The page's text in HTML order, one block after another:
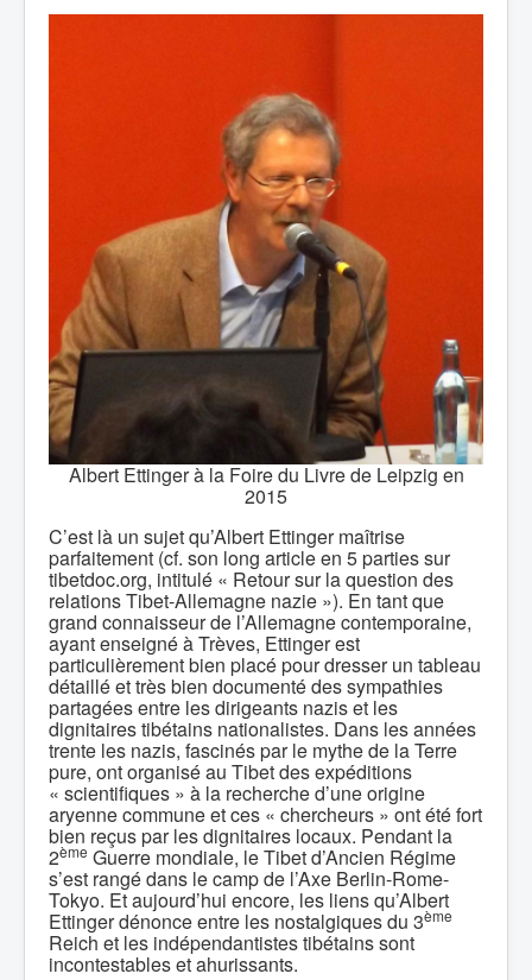
Albert Ettinger à la Foire du Livre de Leipzig en
2015
C’est là un sujet qu’Albert Ettinger maîtrise
parfaitement (cf. son long article en 5 parties sur
tibetdoc.org, intitulé « Retour sur la question des
relations Tibet-Allemagne nazie »). En tant que
grand connaisseur de l’Allemagne contemporaine,
ayant enseigné à Trèves, Ettinger est
particulièrement bien placé pour dresser un tableau
détaillé et très bien documenté des sympathies
partagées entre les dirigeants nazis et les
dignitaires tibétains nationalistes. Dans les années
trente les nazis, fascinés par le mythe de la Terre
pure, ont organisé au Tibet des expéditions
« scientifiques » à la recherche d’une origine
aryenne commune et ces « chercheurs » ont été fort
bien reçus par les dignitaires locaux. Pendant la
2ème Guerre mondiale, le Tibet d’Ancien Régime
s’est rangé dans le camp de l’Axe Berlin-Rome-
Tokyo. Et aujourd’hui encore, les liens qu’Albert
Ettinger dénonce entre les nostalgiques du 3ème
Reich et les indépendantistes tibétains sont
incontestables et ahurissants.